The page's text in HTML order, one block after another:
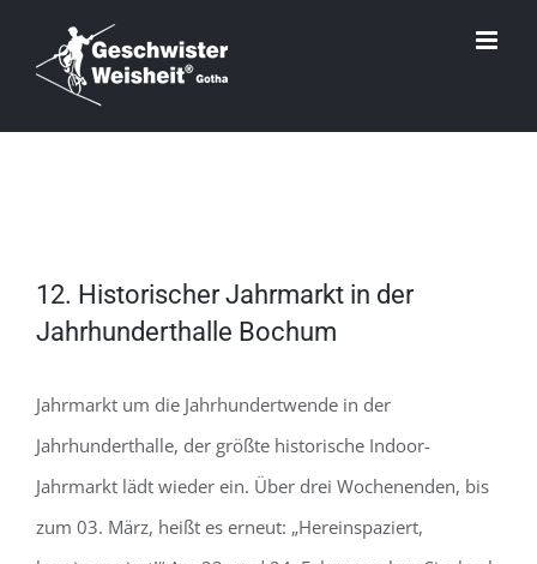
Inhalt
grösseres
Bild
12. Historischer Jahrmarkt in der
Jahrhunderthalle Bochum
Jahrmarkt um die Jahrhundertwende in der
Jahrhunderthalle, der größte historische Indoor-
Jahrmarkt lädt wieder ein. Über drei Wochenenden, bis
zum 03. März, heißt es erneut: „Hereinspaziert,